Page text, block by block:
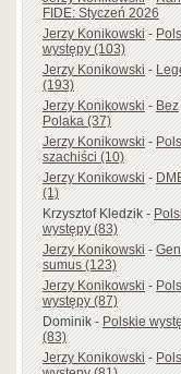
FIDE: Styczeń 2026
Jerzy Konikowski-
występy (103)
Jerzy Konikowski-
(193)
Jerzy Konikowski-Bez
Polaka (37)
Jerzy Konikowski-
szachiści (10)
Jerzy Konikowski-
(1)
Krzysztof Kledzik-
występy (83)
Jerzy Konikowski-
sumus (123)
Jerzy Konikowski-
występy (87)
Dominik-Polskie
(83)
Jerzy Konikowski-